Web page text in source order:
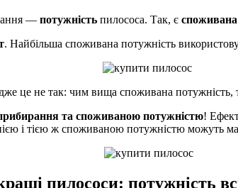
— потужністьпилососа. Так, є споживана
. Найбільша споживана потужність
це не так: чим вища споживана потужність,
та споживаною потужністю!
і тією ж споживаною потужністю можуть
пилососи: потужність